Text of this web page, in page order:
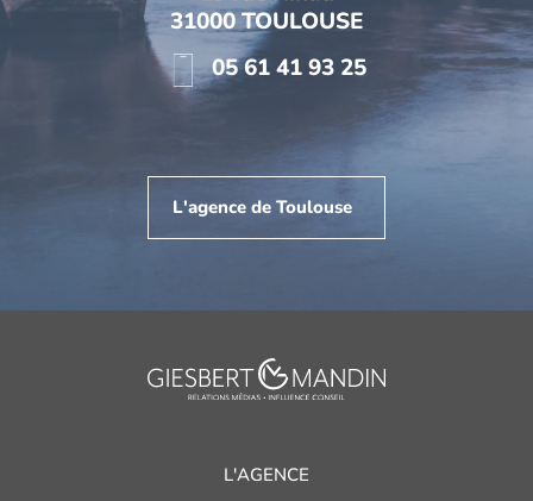
31000 TOULOUSE
05 61 41 93 25
L'agence de Toulouse
L'AGENCE